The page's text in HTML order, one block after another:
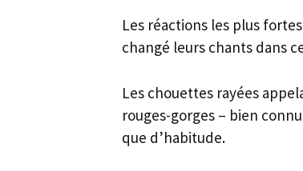
Les réactions les plus
changé leurs chants dans
Les chouettes rayées
rouges-gorges – bien
que d’habitude.